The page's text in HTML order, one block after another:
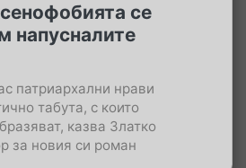
се
напусналите
патриархални нрави
табута, с които
казва Златко
за новия си роман